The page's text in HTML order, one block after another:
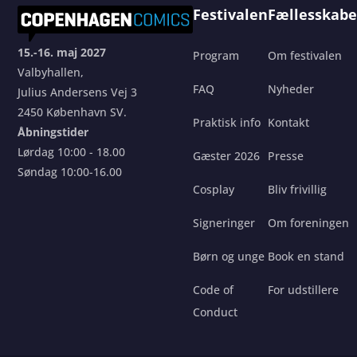
15.-16. maj 2027
Valbyhallen,
Julius Andersens Vej 3
2450 København SV.
Åbningstider
Lørdag 10:00 - 18.00
Søndag 10:00-16.00
Festivalen
Program
FAQ
Praktisk info
Gæster 2026
Cosplay
Signeringer
Børn og unge
Code of
Conduct
Om festivalen
Nyheder
Kontakt
Presse
Bliv frivillig
Om foreningen
Book en stand
For udstillere